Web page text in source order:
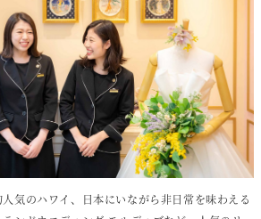
気のハワイ、日本にいながら非日常を味わえる